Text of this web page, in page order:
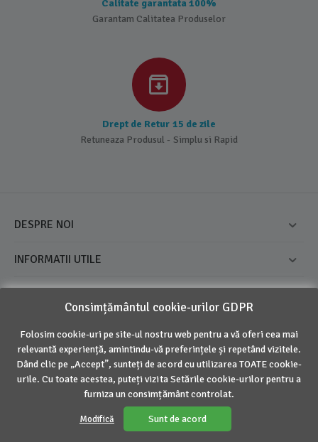
Calitate garantata 100%
Garantam Calitatea Produselor
Drept de Retur 15 de zile
Retuneaza Produsul - Simplu si Rapid
DESPRE NOI
INFORMATII UTILE
CONTACT
© 2016 - 2026 Inovius. Marca Inregistrata
Consimțământul cookie-urilor GDPR
Folosim cookie-uri pe site-ul nostru web pentru a vă oferi cea mai
relevantă experiență, amintindu-vă preferințele și repetând vizitele.
Dând clic pe „Accept”, sunteți de acord cu utilizarea TOATE cookie-
urile. Cu toate acestea, puteți vizita Setările cookie-urilor pentru a
furniza un consimțământ controlat.
Modifică Sunt de acord